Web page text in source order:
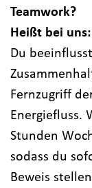
Teamwork?
Heißt bei
Du
Fernzugriff
Energiefluss.
Stunden
sodass du
Beweis